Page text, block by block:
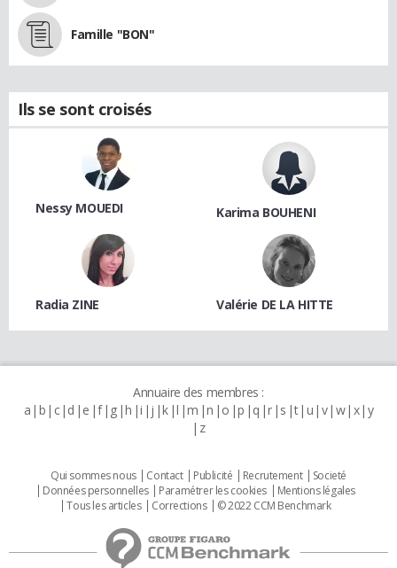
Famille "BON"
Ils se sont croisés
Nessy MOUEDI Karima BOUHENI
Radia ZINE Valérie DE LA HITTE
Annuaire des membres :
a b c d e f g h i j k l m n o p q r s t u v w x y
z
Qui sommes nous Contact Publicité Recrutement
Societé
Données personnelles
Paramétrer les cookies
Mentions légales
Tous les articles
Corrections © 2022 CCM Benchmark